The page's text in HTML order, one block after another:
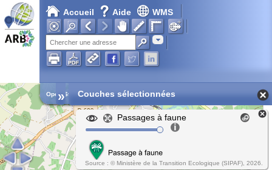
Accueil Aide WMS
Adresse
Open Street Map
» Couches sélectionnées
Passages à faune
Source : © Ministère de la Transition Ecologique (SIPAF), 2026.